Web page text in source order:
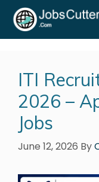
ITI
2026 –
Jobs
June 12, 2026 By